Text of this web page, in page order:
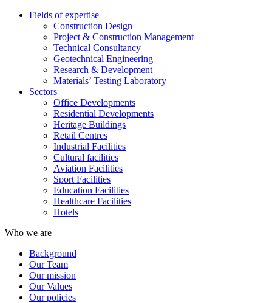
Fields of expertise
Construction Design
Project & Construction Management
Technical Consultancy
Geotechnical Engineering
Research & Development
Materials’ Testing Laboratory
Sectors
Office Developments
Residential Developments
Heritage Buildings
Retail Centres
Industrial Facilities
Cultural facilities
Aviation Facilities
Sport Facilities
Education Facilities
Healthcare Facilities
Hotels
Who we are
Background
Our Team
Our mission
Our Values
Our policies